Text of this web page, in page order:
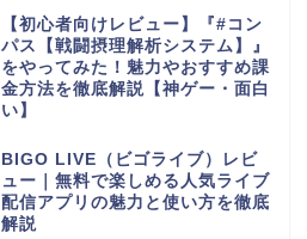
【初心者向けレビュー】『#コン
パス【戦闘摂理解析システム】』
をやってみた！魅力やおすすめ課
金方法を徹底解説【神ゲー・面白
い】
BIGO LIVE（ビゴライブ）レビ
ュー｜無料で楽しめる人気ライブ
配信アプリの魅力と使い方を徹底
解説